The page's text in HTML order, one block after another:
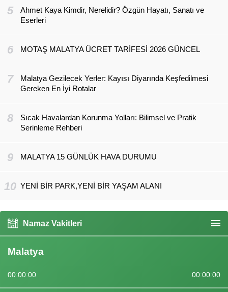
5
Ahmet Kaya Kimdir, Nerelidir? Özgün Hayatı, Sanatı ve
Eserleri
6 MOTAŞ MALATYA ÜCRET TARİFESİ 2026 GÜNCEL
7
Malatya Gezilecek Yerler: Kayısı Diyarında Keşfedilmesi
Gereken En İyi Rotalar
8
Sıcak Havalardan Korunma Yolları: Bilimsel ve Pratik
Serinleme Rehberi
9 MALATYA 15 GÜNLÜK HAVA DURUMU
10 YENİ BİR PARK,YENİ BİR YAŞAM ALANI
Namaz Vakitleri
Malatya
00:00:00 00:00:00